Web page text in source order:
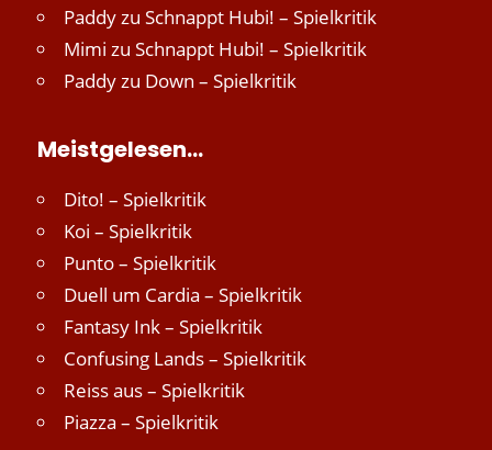
Paddyzu Schnappt Hubi! – Spielkritik
Mimi zu Schnappt Hubi! – Spielkritik
Paddyzu Down – Spielkritik
Meistgelesen…
Dito! – Spielkritik
Koi – Spielkritik
Punto – Spielkritik
Duell um Cardia – Spielkritik
Fantasy Ink – Spielkritik
Confusing Lands – Spielkritik
Reiss aus – Spielkritik
Piazza – Spielkritik